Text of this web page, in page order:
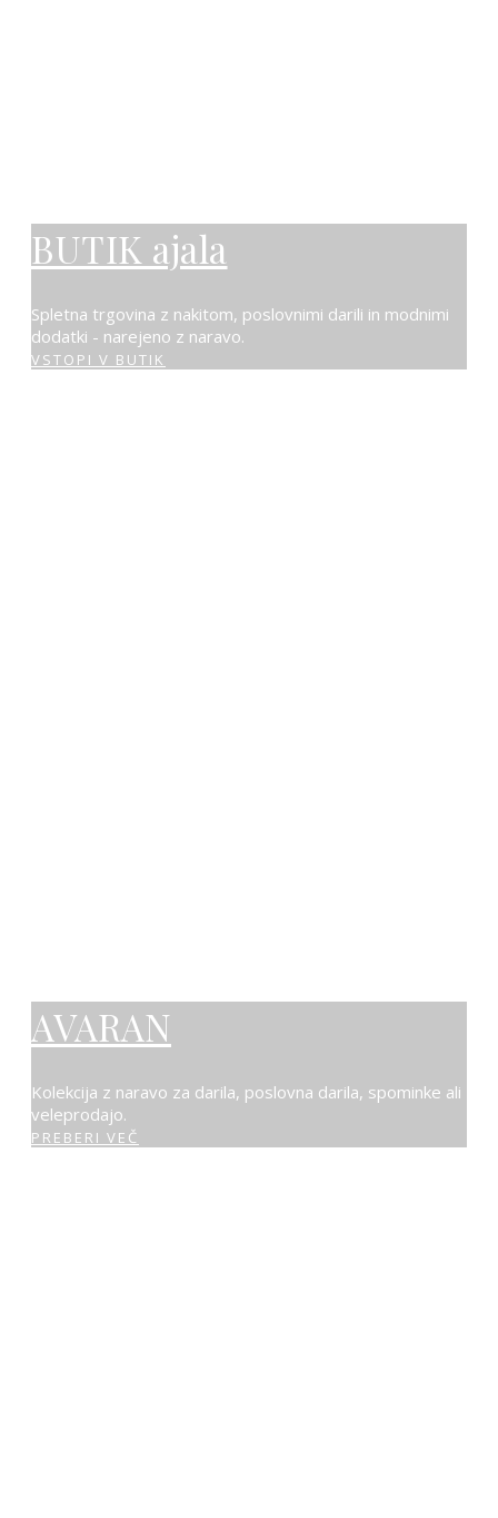
BUTIK ajala
Spletna trgovina z nakitom, poslovnimi darili in modnimi
dodatki - narejeno z naravo.
VSTOPI V BUTIK
AVARAN
Kolekcija z naravo za darila, poslovna darila, spominke ali
veleprodajo.
PREBERI VEČ